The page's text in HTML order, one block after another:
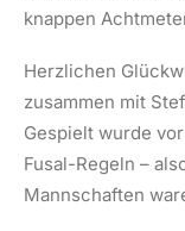
knappen
Herzlichen
zusammen mit
Gespielt wurde
Fusal-Regeln –
Mannschaften